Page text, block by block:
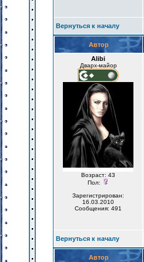
Вернуться к началу
Автор
Alibi
Дварх-майор
Возраст: 43
Пол:
Зарегистрирован:
16.03.2010
Сообщения: 491
Вернуться к началу
Автор